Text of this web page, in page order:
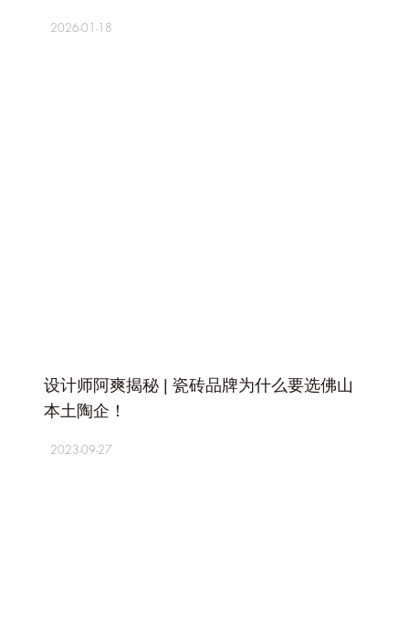
2026-01-18
设计师阿爽揭秘 | 瓷砖品牌为什么要选佛山
本土陶企！
2023-09-27